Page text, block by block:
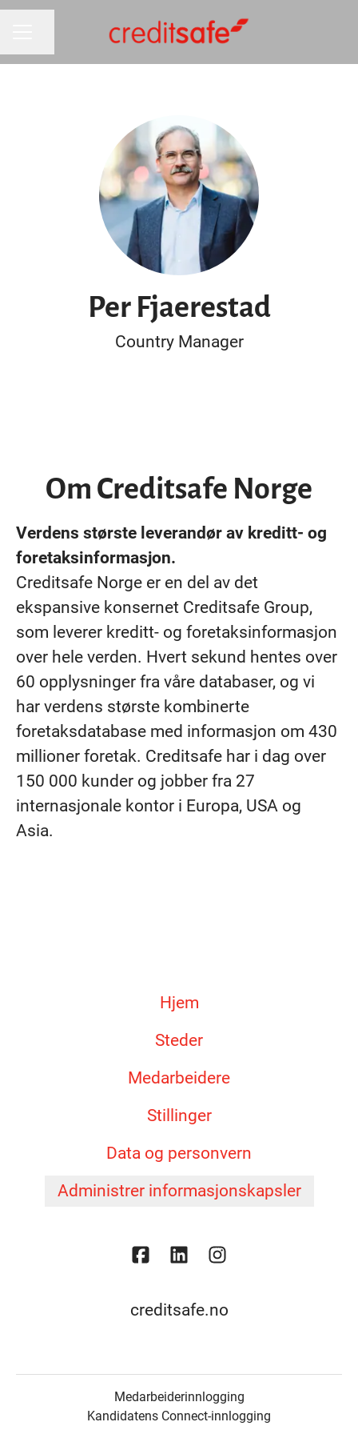
Per Fjaerestad
Country Manager
Om Creditsafe Norge
Verdens største leverandør av kreditt- og
foretaksinformasjon.
Creditsafe Norge er en del av det
ekspansive konsernet Creditsafe Group,
som leverer kreditt- og foretaksinformasjon
over hele verden. Hvert sekund hentes over
60 opplysninger fra våre databaser, og vi
har verdens største kombinerte
foretaksdatabase med informasjon om 430
millioner foretak. Creditsafe har i dag over
150 000 kunder og jobber fra 27
internasjonale kontor i Europa, USA og
Asia.
Hjem
Steder
Medarbeidere
Stillinger
Data og personvern
Administrer informasjonskapsler
creditsafe.no
Medarbeiderinnlogging
Kandidatens Connect-innlogging